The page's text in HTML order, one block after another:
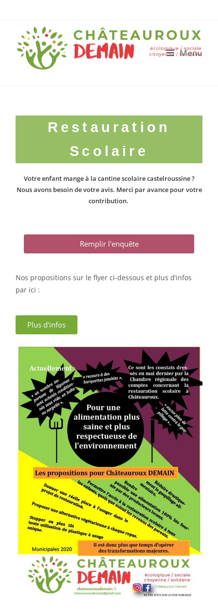
Menu
Restauration
Scolaire
Votre enfant mange à la cantine scolaire castelroussine ?
Nous avons besoin de votre avis. Merci par avance pour votre
contribution.
Remplir l'enquête
Nos propositions sur le flyer ci-dessous et plus d’infos
par ici :
Plus d'infos